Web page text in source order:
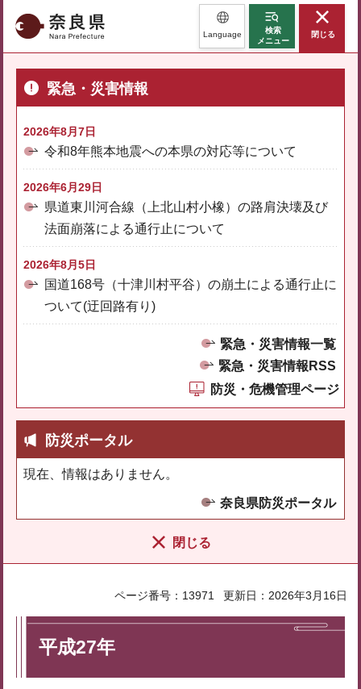
奈良県 Language
検索
メニュー
閉じる
緊急・災害情報
2026年8月7日
令和8年熊本地震への本県の対応等について
2026年6月29日
県道東川河合線（上北山村小橡）の路肩決壊及び
法面崩落による通行止について
2026年8月5日
国道168号（十津川村平谷）の崩土による通行止に
ついて(迂回路有り)
緊急・災害情報一覧
緊急・災害情報RSS
防災・危機管理ページ
防災ポータル
現在、情報はありません。
奈良県防災ポータル
閉じる
ページ番号：13971 更新日：2026年3月16日
平成27年